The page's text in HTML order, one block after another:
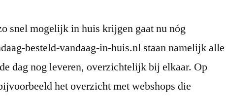
snel mogelijk in huis krijgen gaat nu nóg
besteld-vandaag-in-huis.nl staan namelijk alle
dag nog leveren, overzichtelijk bij elkaar. Op
het overzicht met webshops die